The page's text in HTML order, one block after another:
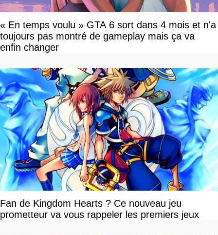
« En temps voulu » GTA 6 sort dans 4 mois et n'a
toujours pas montré de gameplay mais ça va
enfin changer
Fan de Kingdom Hearts ? Ce nouveau jeu
prometteur va vous rappeler les premiers jeux